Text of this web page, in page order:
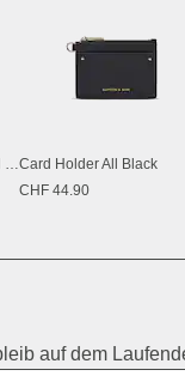
Bergen Pro Wallet Small All BlackCard Holder All Black
CHF 44.90
auf dem